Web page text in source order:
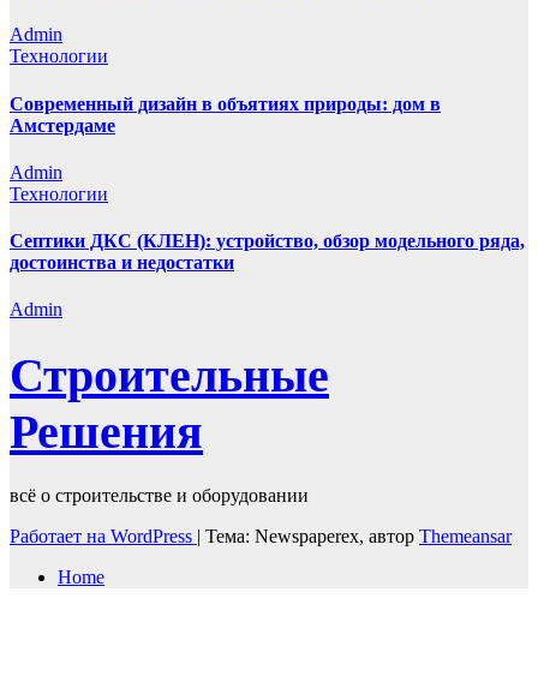
Admin
Технологии
Современный дизайн в объятиях природы: дом в
Амстердаме
Admin
Технологии
Септики ДКС (КЛЕН): устройство, обзор модельного ряда,
достоинства и недостатки
Admin
Строительные
Решения
всё о строительстве и оборудовании
Работает на WordPress | Тема: Newspaperex, автор Themeansar
Home